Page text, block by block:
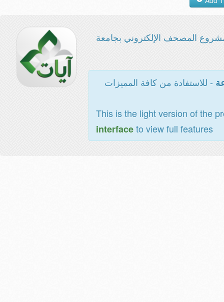
المصحف الإلكتروني بجامعة
- للاستفادة من كافة المميزات
This is the light version of the
interfaceto view full features